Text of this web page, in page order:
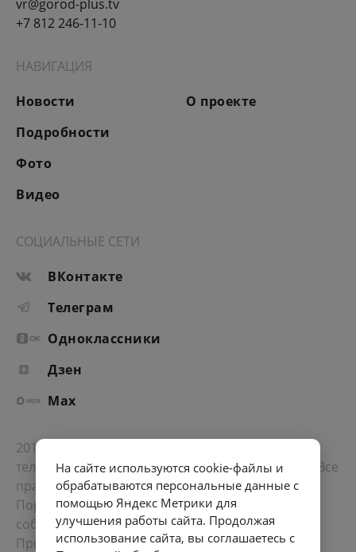
vr@gorod-plus.tv
+7 812 246-11-10
НАВИГАЦИЯ
Новости
Подробности
Фото
Видео
О проекте
СОЦИАЛЬНЫЕ СЕТИ
ВКонтакте
Телеграм
Одноклассники
Дзен
Max
2012-2026 © Портал «Электронное интернет-
телевидение правительства Санкт-Петербурга». Все
права защищены.
Портал Санкт-Петербурга- о его людях, жизни,
событиях, последних новостях.
При перепечатке материалов, прямая ссылка на
На сайте используются cookie-файлы и
обрабатываются персональные данные с
помощью Яндекс Метрики для
улучшения работы сайта. Продолжая
использование сайта, вы соглашаетесь с